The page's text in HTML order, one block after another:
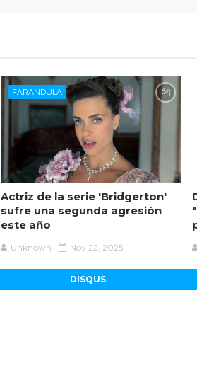
FARANDULA
Actriz de la serie 'Bridgerton'
sufre una segunda agresión
este año
Unknown Nov 22, 2025
DISQUS